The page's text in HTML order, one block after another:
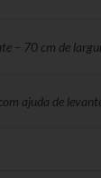
– 70 cm de
ajuda de